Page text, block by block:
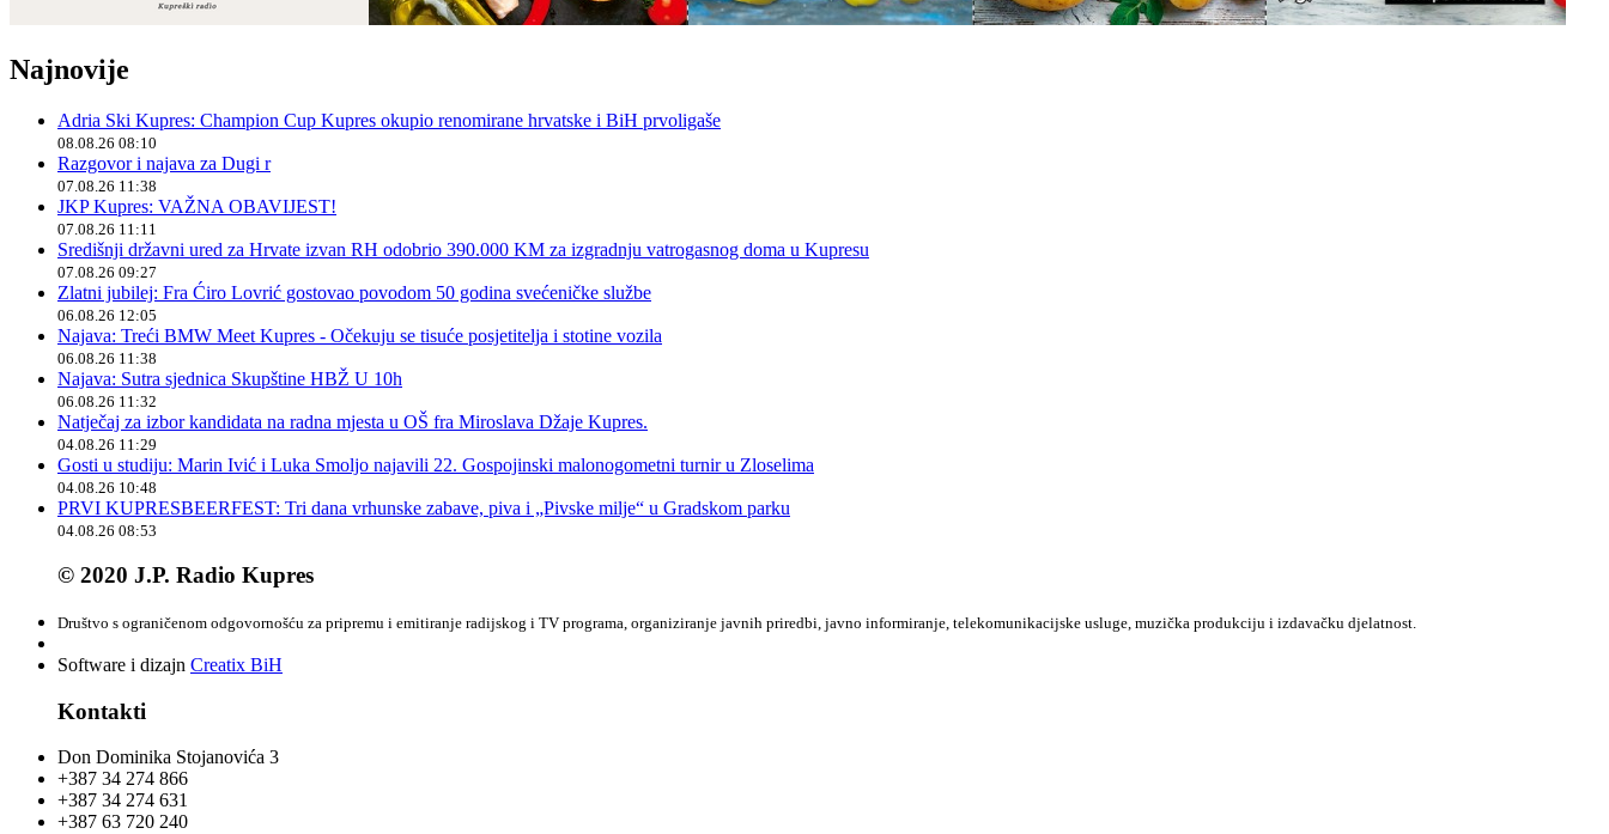
Najnovije
Adria Ski Kupres: Champion Cup Kupres okupio renomirane hrvatske i BiH prvoligaše
08.08.26 08:10
Razgovor i najava za Dugi r
07.08.26 11:38
JKP Kupres: VAŽNA OBAVIJEST!
07.08.26 11:11
Središnji državni ured za Hrvate izvan RH odobrio 390.000 KM za izgradnju vatrogasnog doma u Kupresu
07.08.26 09:27
Zlatni jubilej: Fra Ćiro Lovrić gostovao povodom 50 godina svećeničke službe
06.08.26 12:05
Najava: Treći BMW Meet Kupres - Očekuju se tisuće posjetitelja i stotine vozila
06.08.26 11:38
Najava: Sutra sjednica Skupštine HBŽ U 10h
06.08.26 11:32
Natječaj za izbor kandidata na radna mjesta u OŠ fra Miroslava Džaje Kupres.
04.08.26 11:29
Gosti u studiju: Marin Ivić i Luka Smoljo najavili 22. Gospojinski malonogometni turnir u Zloselima
04.08.26 10:48
PRVI KUPRESBEERFEST: Tri dana vrhunske zabave, piva i „Pivske milje“ u Gradskom parku
04.08.26 08:53
© 2020 J.P. Radio Kupres
Društvo s ograničenom odgovornošću za pripremu i emitiranje radijskog i TV programa, organiziranje javnih priredbi, javno informiranje, telekomunikacijske usluge, muzička produkciju i izdavačku djelatnost.
Software i dizajn Creatix BiH
Kontakti
Don Dominika Stojanovića 3
+387 34 274 866
+387 34 274 631
+387 63 720 240